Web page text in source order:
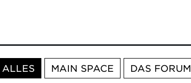
ALLES MAIN SPACE DAS FORUM